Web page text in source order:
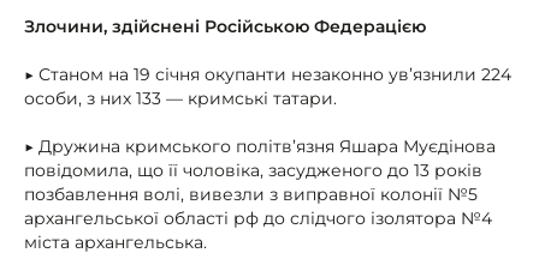
Злочини, здійснені Російською Федерацією
▶ Станом на 19 січня окупанти незаконно ув’язнили 224
особи, з них 133 — кримські татари.
▶ Дружина кримського політв’язня Яшара Муєдінова
повідомила, що її чоловіка, засудженого до 13 років
позбавлення волі, вивезли з виправної колонії №5
архангельської області рф до слідчого ізолятора №4
міста архангельська.